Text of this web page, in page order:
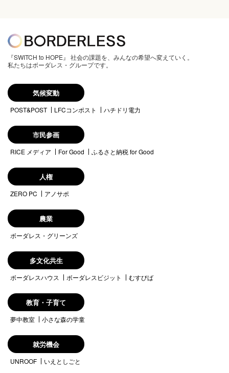
『SWITCH to HOPE』 社会の課題を、みんなの希望へ変えていく。
私たちはボーダレス・グループです。
気候変動
POST&POST LFCコンポスト ハチドリ電力
市民参画
RICE メディア For Good ふるさと納税 for Good
人権
ZERO PC アノサポ
農業
ボーダレス・グリーンズ
多文化共生
ボーダレスハウス ボーダレスビジット むすびば
教育・子育て
夢中教室 小さな森の学童
就労機会
UNROOF いえとしごと